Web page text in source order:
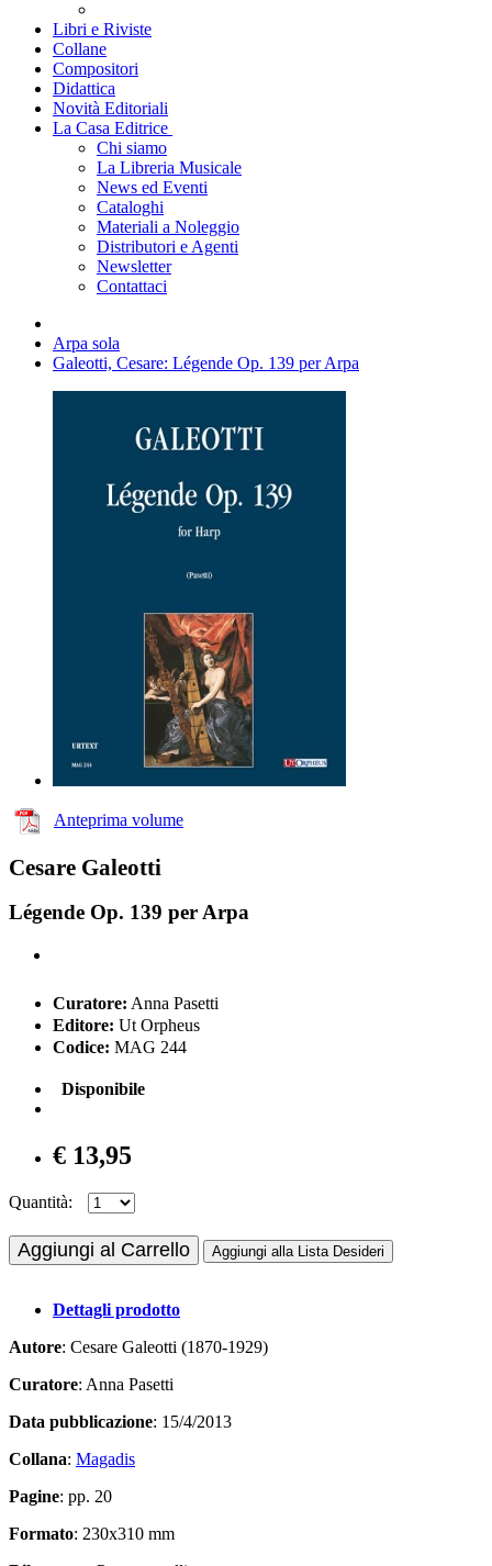
Libri e Riviste
Collane
Compositori
Didattica
Novità Editoriali
La Casa Editrice
Chi siamo
La Libreria Musicale
News ed Eventi
Cataloghi
Materiali a Noleggio
Distributori e Agenti
Newsletter
Contattaci
Arpa sola
Galeotti, Cesare: Légende Op. 139 per Arpa
Anteprima volume
Cesare Galeotti
Légende Op. 139 per Arpa
Curatore: Anna Pasetti
Editore: Ut Orpheus
Codice: MAG 244
Disponibile
€ 13,95
Quantità:
Aggiungi al Carrello Aggiungi alla Lista Desideri
Dettagli prodotto
Autore: Cesare Galeotti (1870-1929)
Curatore: Anna Pasetti
Data pubblicazione: 15/4/2013
Collana: Magadis
Pagine: pp. 20
Formato: 230x310 mm